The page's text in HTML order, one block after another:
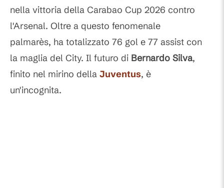
nella vittoria della Carabao Cup 2026 contro
l'Arsenal. Oltre a questo fenomenale
palmarès, ha totalizzato 76 gol e 77 assist con
la maglia del City. Il futuro di Bernardo Silva,
finito nel mirino della Juventus, è
un'incognita.